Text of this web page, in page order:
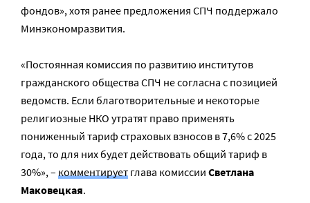
фондов», хотя ранее предложения СПЧ поддержало
Минэкономразвития.
«Постоянная комиссия по развитию институтов
гражданского общества СПЧ не согласна с позицией
ведомств. Если благотворительные и некоторые
религиозные НКО утратят право применять
пониженный тариф страховых взносов в 7,6% с 2025
года, то для них будет действовать общий тариф в
30%», – комментирует глава комиссии Светлана
Маковецкая.